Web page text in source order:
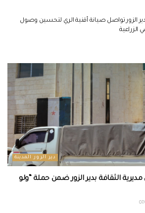
بدير الزور تواصل صيانة أقنية الري لتحسين وصول
الزراعية
دير الزور المدينة
إلى مديرية الثقافة بدير الزور ضمن حملة “ولو